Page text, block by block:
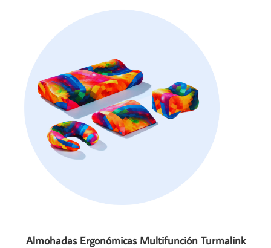
Almohadas Ergonómicas Multifunción Turmalink